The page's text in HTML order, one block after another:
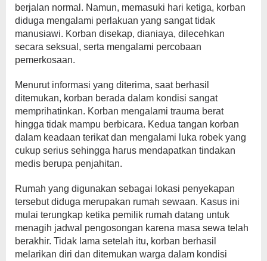
berjalan normal. Namun, memasuki hari ketiga, korban
diduga mengalami perlakuan yang sangat tidak
manusiawi. Korban disekap, dianiaya, dilecehkan
secara seksual, serta mengalami percobaan
pemerkosaan.
Menurut informasi yang diterima, saat berhasil
ditemukan, korban berada dalam kondisi sangat
memprihatinkan. Korban mengalami trauma berat
hingga tidak mampu berbicara. Kedua tangan korban
dalam keadaan terikat dan mengalami luka robek yang
cukup serius sehingga harus mendapatkan tindakan
medis berupa penjahitan.
Rumah yang digunakan sebagai lokasi penyekapan
tersebut diduga merupakan rumah sewaan. Kasus ini
mulai terungkap ketika pemilik rumah datang untuk
menagih jadwal pengosongan karena masa sewa telah
berakhir. Tidak lama setelah itu, korban berhasil
melarikan diri dan ditemukan warga dalam kondisi